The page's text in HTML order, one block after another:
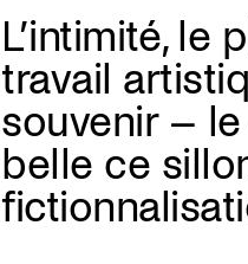
L’intimité, le
travail
souvenir –
belle ce